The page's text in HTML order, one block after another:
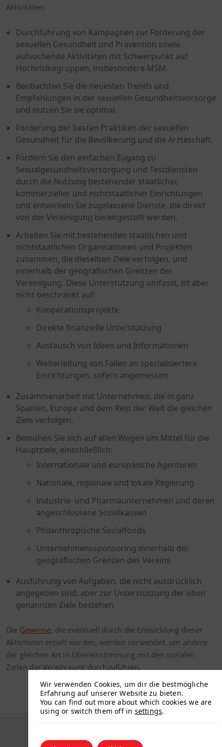
Aktivitäten:
Durchführung von Kampagnen zur Förderung der
sexuellen Gesundheit und Prävention sowie
aufsuchende Aktivitäten mit Schwerpunkt auf
Hochrisikogruppen, insbesondere MSM.
Beobachten Sie die neuesten Trends und
Empfehlungen in der sexuellen Gesundheitsvorsorge
und nutzen Sie sie optimal.
Förderung der besten Praktiken der sexuellen
Gesundheit für die Bevölkerung und die Ärzteschaft.
Fördern Sie den einfachen Zugang zu
Sexualgesundheitsversorgung und Testdiensten
durch die Nutzung bestehender staatlicher,
kommerzieller und nichtstaatlicher Einrichtungen
und entwickeln Sie zugelassene Dienste, die direkt
von der Vereinigung bereitgestellt werden.
Arbeiten Sie mit bestehenden staatlichen und
nichtstaatlichen Organisationen und Projekten
zusammen, die dieselben Ziele verfolgen, und
innerhalb der geografischen Grenzen der
Vereinigung. Diese Unterstützung umfasst, ist aber
nicht beschränkt auf:
Kooperationsprojekte
Direkte finanzielle Unterstützung
Austausch von Ideen und Informationen
Weiterleitung von Fällen an spezialisiertere
Einrichtungen, sofern angemessen
Zusammenarbeit mit Unternehmen, die in ganz
Spanien, Europa und dem Rest der Welt die gleichen
Ziele verfolgen.
Bemühen Sie sich auf allen Wegen um Mittel für die
Hauptziele, einschließlich:
Internationale und europäische Agenturen
Nationale, regionale und lokale Regierung
Industrie- und Pharmaunternehmen und deren
angeschlossene Sozialkassen
Philanthropische Sozialfonds
Unternehmenssponsoring innerhalb der
geografischen Grenzen des Vereins
Ausführung von Aufgaben, die nicht ausdrücklich
angegeben sind, aber zur Unterstützung der oben
genannten Ziele bestehen.
Die Gewinne, die eventuell durch die Entwicklung dieser
Aktivitäten erzielt werden, werden verwendet, um andere
der gleichen Art in Übereinstimmung mit den sozialen
Zielen der Vereinigung durchzuführen.
Wir verwenden Cookies, um dir die bestmögliche
Erfahrung auf unserer Website zu bieten.
You can find out more about which cookies we are
using or switch them off in settings.